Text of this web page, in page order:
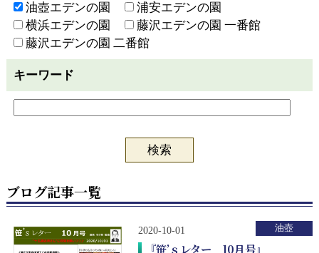
油壺エデンの園
浦安エデンの園
横浜エデンの園
藤沢エデンの園 一番館
藤沢エデンの園 二番館
キーワード
ブログ記事一覧
2020-10-01
『笹’ｓレター 10月号』
油壺